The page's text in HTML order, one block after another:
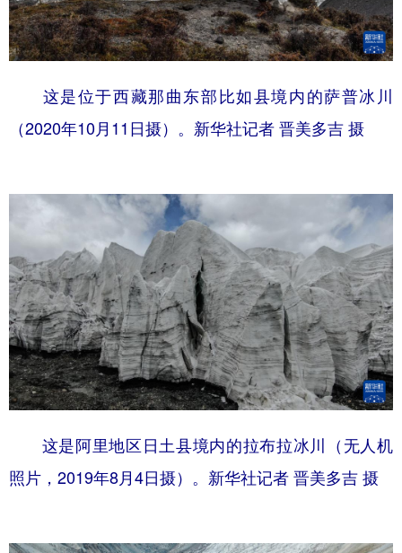
这是位于西藏那曲东部比如县境内的萨普冰川
（2020年10月11日摄）。新华社记者 晋美多吉 摄
这是阿里地区日土县境内的拉布拉冰川（无人机
照片，2019年8月4日摄）。新华社记者 晋美多吉 摄